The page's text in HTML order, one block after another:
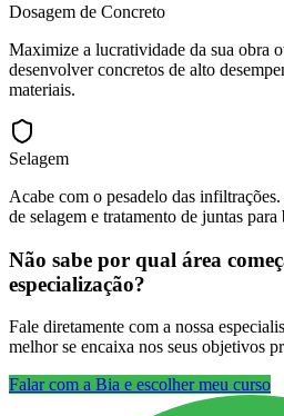
Dosagem de Concreto
Maximize a lucratividade da sua obra
desenvolver concretos de alto
materiais.
Selagem
Acabe com o pesadelo das
de selagem e tratamento de juntas
Não sabe por qual área
especialização?
Fale diretamente com a nossa
melhor se encaixa nos seus objetivos
Falar com a Bia e escolher meu curso